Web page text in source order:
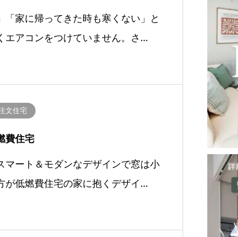
「家に帰ってきた時も寒くない」と
エアコンをつけていません。さ…
文住宅
費住宅
マート＆モダンなデザインで窓は小
が低燃費住宅の家に抱くデザイ…